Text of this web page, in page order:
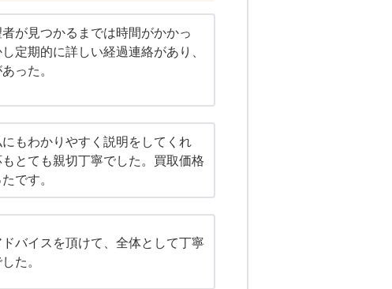
が見つかるまでは時間がかかっ
定期的に詳しい経過連絡があり、
った。
もわかりやすく説明をしてくれ
とても親切丁寧でした。買取価格
です。
バイスを頂けて、全体として丁寧
た。